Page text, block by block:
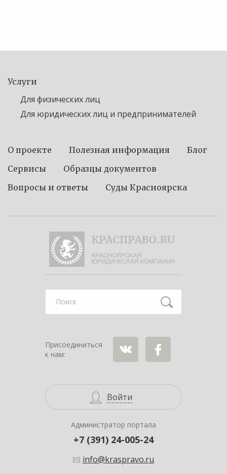
Услуги
Для физических лиц
Для юридических лиц и предпринимателей
О проекте Полезная информация
Блог
Сервисы
Образцы документов
Вопросы и ответы
Суды Красноярска
Присоединиться
к нам:
Войти
Администратор портала
+7 (391) 24-005-24
info@kraspravo.ru